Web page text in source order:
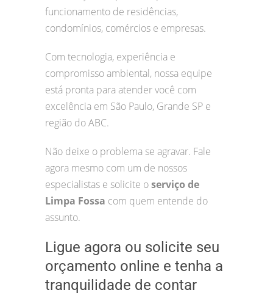
funcionamento de residências,
condomínios, comércios e empresas.
Com tecnologia, experiência e
compromisso ambiental, nossa equipe
está pronta para atender você com
excelência em São Paulo, Grande SP e
região do ABC.
Não deixe o problema se agravar. Fale
agora mesmo com um de nossos
especialistas e solicite oserviço de
Limpa Fossa com quem entende do
assunto.
Ligue agora ou solicite seu
orçamento online e tenha a
tranquilidade de contar